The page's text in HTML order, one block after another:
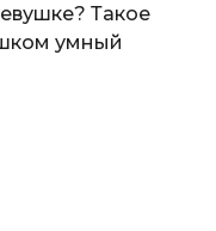
Такое
умный